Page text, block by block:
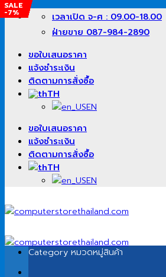
ข้าม
เนื้อหา
เวลาเปิด จ-ศ : 09.00-18.00
ฝ่ายขาย 087-984-2890
ขอใบเสนอราคา
แจ้งชำระเงิน
ติดตามการสั่งซื้อ
TH
EN
ขอใบเสนอราคา
แจ้งชำระเงิน
ติดตามการสั่งซื้อ
TH
EN
Category หมวดหมู่สินค้า
SALE
-0%
SALE
-1%
SALE
-1%
SALE
-1%
SALE
-9%
SALE
-6%
SALE
-0%
SALE
-2%
SALE
-2%
SALE
-1%
SALE
-%
SALE
-7%